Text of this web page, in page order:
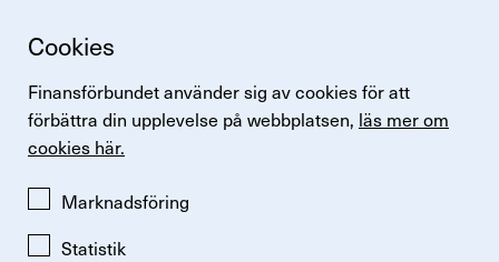
Cookies
Finansförbundet använder sig av cookies för att
förbättra din upplevelse på webbplatsen, läs mer om
cookies här.
Marknadsföring
Statistik
Snabb­länkar
Logga in
Lönestatistik
Finansförbundets kollektivavtal
Perspektiv